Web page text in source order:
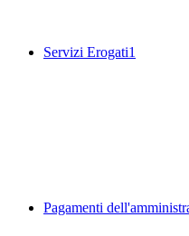
Servizi Erogati1
Pagamenti